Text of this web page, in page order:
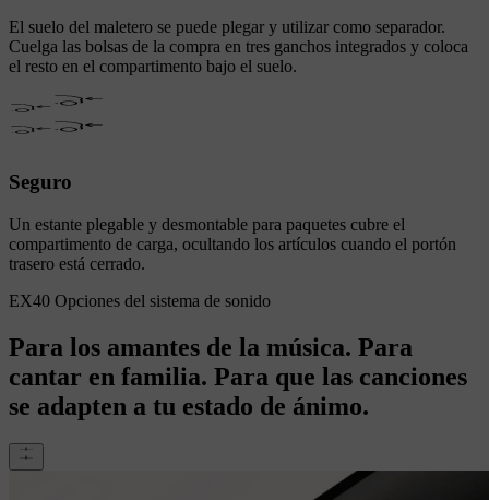
El suelo del maletero se puede plegar y utilizar como separador.
Cuelga las bolsas de la compra en tres ganchos integrados y coloca
el resto en el compartimento bajo el suelo.
Seguro
Un estante plegable y desmontable para paquetes cubre el
compartimento de carga, ocultando los artículos cuando el portón
trasero está cerrado.
EX40 Opciones del sistema de sonido
Para los amantes de la música. Para
cantar en familia. Para que las canciones
se adapten a tu estado de ánimo.